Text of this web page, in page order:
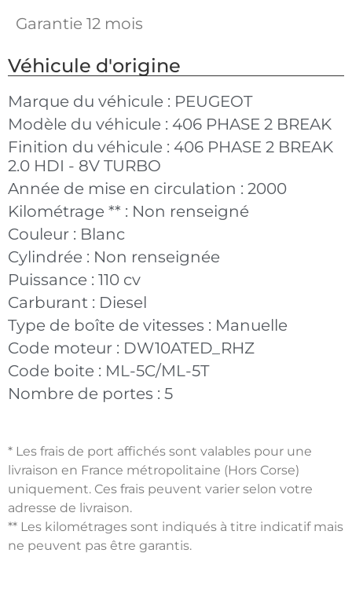
Garantie 12 mois
Véhicule d'origine
Marque du véhicule : PEUGEOT
Modèle du véhicule : 406 PHASE 2 BREAK
Finition du véhicule : 406 PHASE 2 BREAK
2.0 HDI - 8V TURBO
Année de mise en circulation : 2000
Kilométrage ** : Non renseigné
Couleur : Blanc
Cylindrée : Non renseignée
Puissance : 110 cv
Carburant : Diesel
Type de boîte de vitesses : Manuelle
Code moteur : DW10ATED_RHZ
Code boite : ML-5C/ML-5T
Nombre de portes : 5
* Les frais de port affichés sont valables pour une
livraison en France métropolitaine (Hors Corse)
uniquement. Ces frais peuvent varier selon votre
adresse de livraison.
** Les kilométrages sont indiqués à titre indicatif mais
ne peuvent pas être garantis.